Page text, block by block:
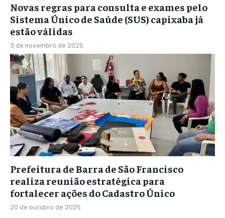
Novas regras para consulta e exames pelo
Sistema Único de Saúde (SUS) capixaba já
estão válidas
3 de novembro de 2025
Prefeitura de Barra de São Francisco
realiza reunião estratégica para
fortalecer ações do Cadastro Único
20 de outubro de 2025